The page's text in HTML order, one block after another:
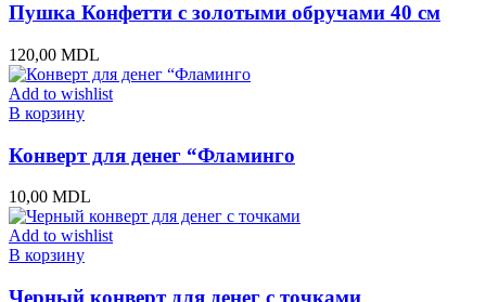
Пушка Конфетти с золотыми обручами 40 см
120,00 MDL
Add to wishlist
В корзину
Конверт для денег “Фламинго
10,00 MDL
Add to wishlist
В корзину
Черный конверт для денег с точками